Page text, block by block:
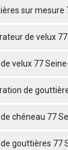
sur mesure
de velux
de velux 77
de
de chéneau 77
de gouttières 77